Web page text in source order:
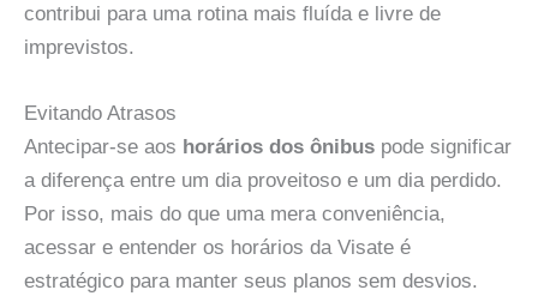
contribui para uma rotina mais fluída e livre de
imprevistos.
Evitando Atrasos
Antecipar-se aos horários dos ônibus pode significar
a diferença entre um dia proveitoso e um dia perdido.
Por isso, mais do que uma mera conveniência,
acessar e entender os horários da Visate é
estratégico para manter seus planos sem desvios.